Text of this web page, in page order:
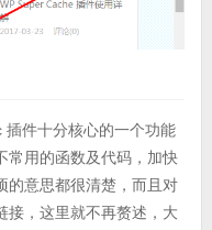
插件十分核心的一个功能
常用的函数及代码，加快
的意思都很清楚，而且对
接，这里就不再赘述，大